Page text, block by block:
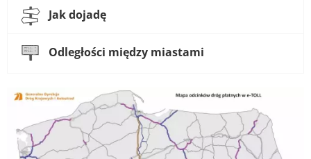
Jak dojadę
Odległości między miastami